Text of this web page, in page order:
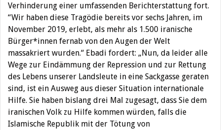
Verhinderung einer umfassenden Berichterstattung fort.
“Wir haben diese Tragödie bereits vor sechs Jahren, im
November 2019, erlebt, als mehr als 1.500 iranische
Bürger*innen fernab von den Augen der Welt
massakriert wurden.“ Ebadi fordert: „Nun, da leider alle
Wege zur Eindämmung der Repression und zur Rettung
des Lebens unserer Landsleute in eine Sackgasse geraten
sind, ist ein Ausweg aus dieser Situation internationale
Hilfe. Sie haben bislang drei Mal zugesagt, dass Sie dem
iranischen Volk zu Hilfe kommen würden, falls die
Islamische Republik mit der Tötung von